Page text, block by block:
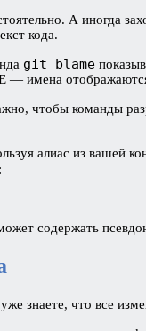
А иногда
кода.
git blame
— имена
чтобы команды
алиас из вашей
содержать
знаете, что все